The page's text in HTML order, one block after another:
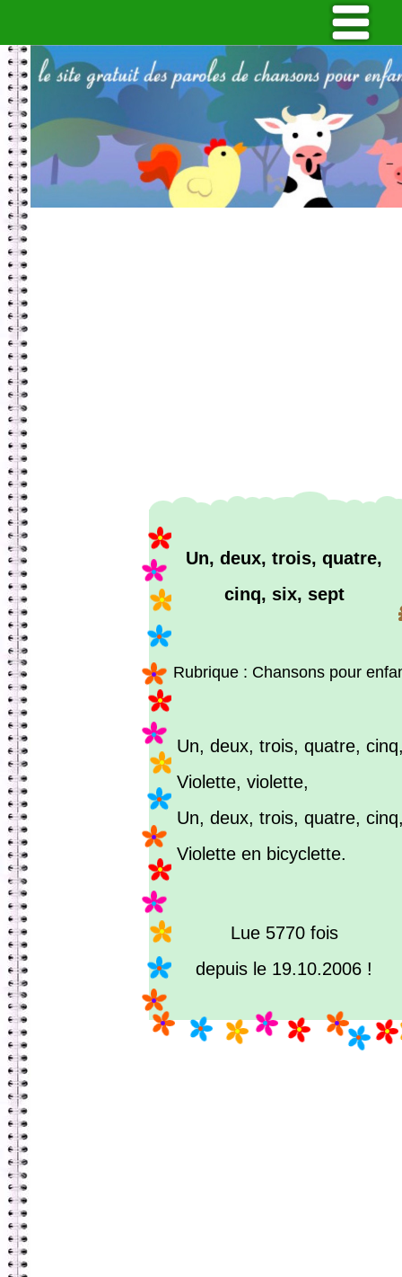
Un, deux, trois, quatre,
cinq, six, sept
Rubrique : Chansons pour
Un, deux, trois, quatre,
Violette, violette,
Un, deux, trois, quatre,
Violette en bicyclette.
Lue 5770 fois
depuis le 19.10.2006 !